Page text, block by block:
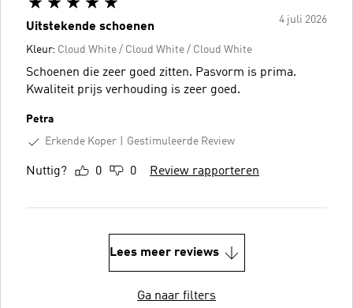
4 juli 2026
Uitstekende schoenen
Kleur: Cloud White / Cloud White / Cloud White
Schoenen die zeer goed zitten. Pasvorm is prima.
Kwaliteit prijs verhouding is zeer goed.
Petra
Erkende Koper
Gestimuleerde Review
Nuttig? 0 0 Review rapporteren
Lees meer reviews
Ga naar filters